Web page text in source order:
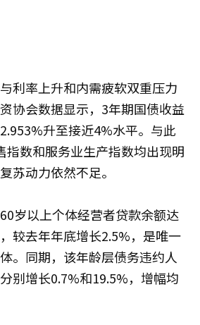
利率上升和内需疲软双重压力
协会数据显示，3年期国债收益
升至接近4%水平。与此
指数和服务业生产指数均出现明
苏动力依然不足。
岁以上个体经营者贷款余额达
较去年年底增长2.5%，是唯一
。同期，该年龄层债务违约人
别增长0.7%和19.5%，增幅均